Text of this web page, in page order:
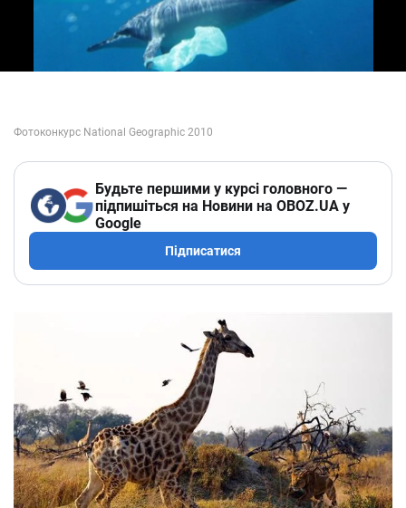
Будьте першими у курсі головного —
підпишіться на Новини на OBOZ.UA у
Google
Підписатися